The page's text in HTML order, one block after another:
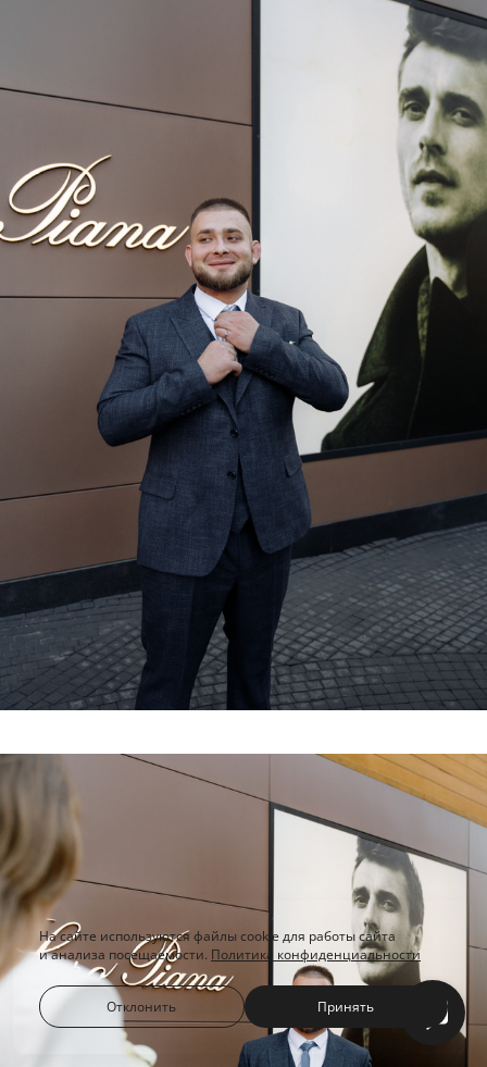
На сайте используются файлы cookie для работы сайта
и анализа посещаемости. Политика конфиденциальности
Отклонить Принять